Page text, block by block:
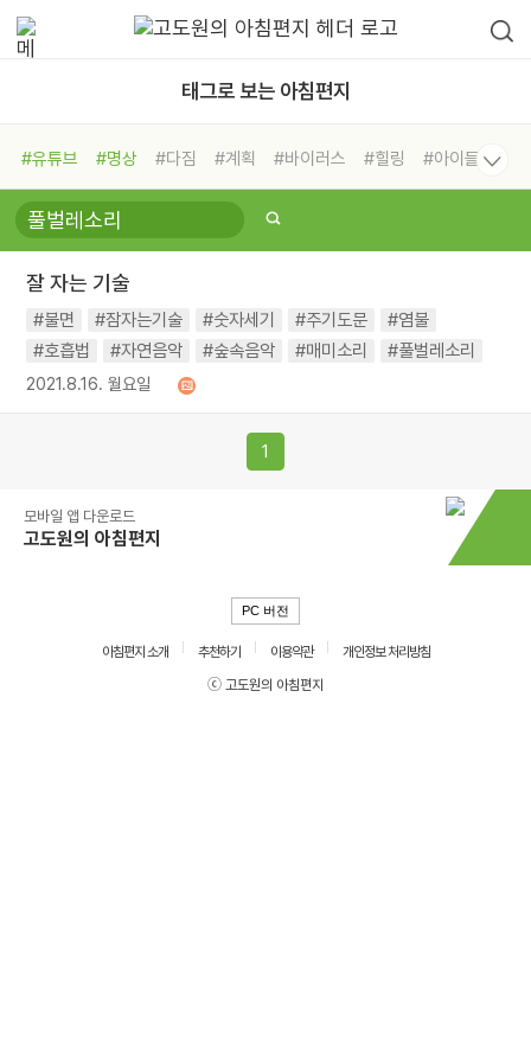
태그로 보는 아침편지
#유튜브 #명상 #다짐 #계획 #바이러스 #힐링
#아이들
#비전캠프
#독서캠프 #삶
#희망
#나눔 #친구 #링컨학교
#독서
#건강
잘 자는 기술
#불면 #잠자는기술 #숫자세기 #주기도문
#염불
#호흡법
#자연음악 #숲속음악 #매미소리 #풀벌레소리
2021.8.16. 월요일
1
모바일 앱 다운로드
고도원의 아침편지
PC 버전
아침편지 소개 추천하기 이용약관
개인정보 처리방침
ⓒ 고도원의 아침편지